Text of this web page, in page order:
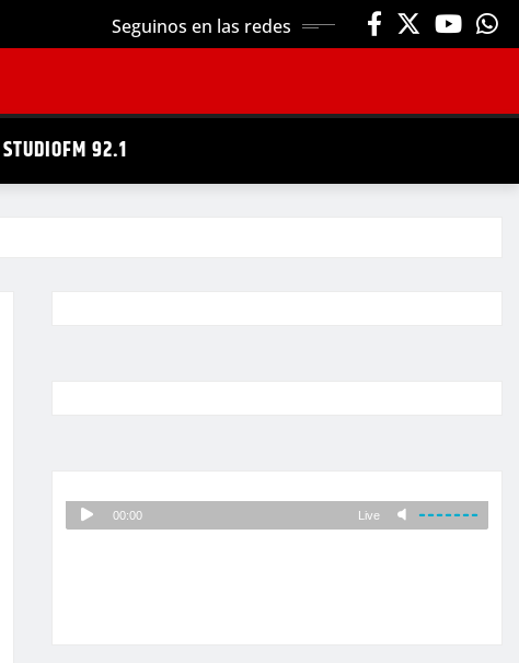
Seguinos en las redes
STUDIOFM 92.1